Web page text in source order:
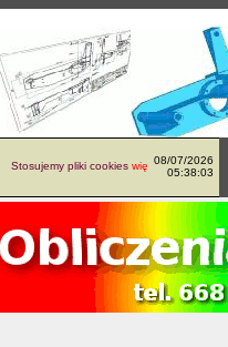
Stosujemy pliki cookieswięcej...08/07/2026
05:38:03